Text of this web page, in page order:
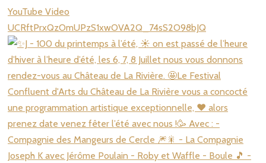
YouTube Video
UCRftPrxQzOmUPzS1xwOVA2Q_74sS2O98bJQ